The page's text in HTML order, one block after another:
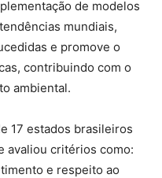
de modelos
mundiais,
e promove o
contribuindo com o
ambiental.
17 estados brasileiros
avaliou critérios como:
e respeito ao